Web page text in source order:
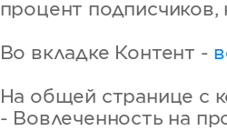
процент
Во вкладке Контент -
На общей странице с
- Вовлеченность на